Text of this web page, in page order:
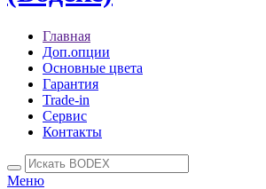
Главная
Доп.опции
Основные цвета
Гарантия
Trade-in
Сервис
Контакты
Меню